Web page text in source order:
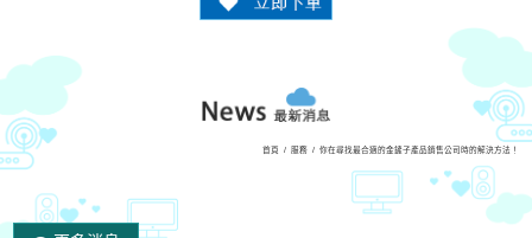
首頁 / 服務 / 你在尋找最合適的金鏟子產品銷售公司時的解決方法！